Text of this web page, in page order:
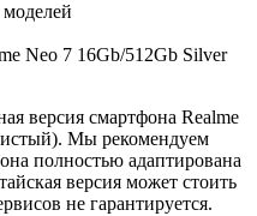
Neo 7 16Gb/512Gb Silver
версия смартфона Realme
Мы рекомендуем
полностью адаптирована
версия может стоить
не гарантируется.